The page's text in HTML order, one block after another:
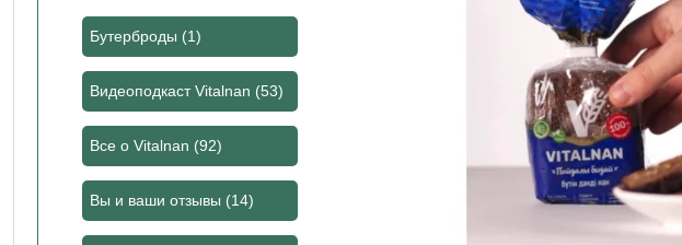
Бутерброды (1)
Видеоподкаст Vitalnan (53)
Все о Vitalnan (92)
Вы и ваши отзывы (14)